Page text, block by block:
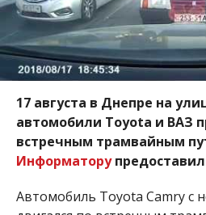
17 августа в Днепре на
автомобили Toyota и ВАЗ
встречным трамвайным
Информатору
Автомобиль Toyota Camry с